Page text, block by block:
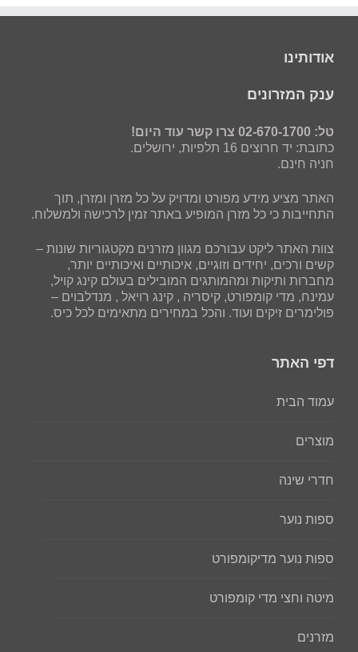
אודותינו
ענק המזרונים
טל: 02-670-1700 צרו קשר עוד היום!
כתובת: יד חרוצים 16 תלפיות, ירושלים.
חניה חינם.
האתר מציע מידע מפורט ומדויק על כל מזרן ומזרן, תוך
התחייבות כי כל מזרן המופיע באתר זמין לרכישה ולמשלוח.
צוות האתר ליקט עבורכם מגוון מזרנים מקטגוריות שונות –
קשים ורכים, יחידים וזוגיים, איכותיים ואיכותיים יותר,
מחברות ותיקות ומהמותגים המובילים בעולם קינג קויל,
עמינח, מדי קומפורט, קיסריה , קינג רויאל , מנדלבוים –
פולימרים זיקים ועוד. והכל במחירים מתאימים לכל כיס.
דפי האתר
עמוד הבית
מוצרים
חדרי שינה
ספות נוער
ספות נוער מדיקומפורט
מיטה וחצי מדי קומפורט
מזרנים